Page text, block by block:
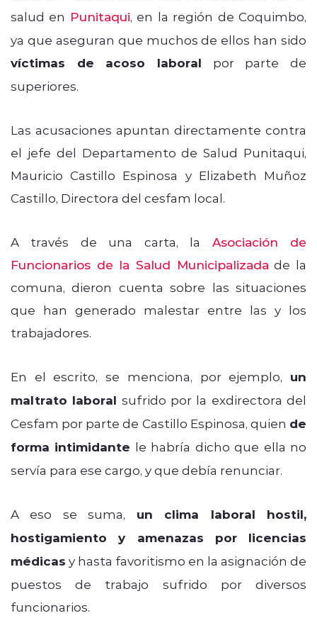
salud en Punitaqui, en la región de Coquimbo,
ya que aseguran que muchos de ellos han sido
víctimas de acoso laboral por parte de
superiores.
Las acusaciones apuntan directamente contra
el jefe del Departamento de Salud Punitaqui,
Mauricio Castillo Espinosa y Elizabeth Muñoz
Castillo, Directora del cesfam local.
A través de una carta, la Asociación de
Funcionarios de la Salud Municipalizada de la
comuna, dieron cuenta sobre las situaciones
que han generado malestar entre las y los
trabajadores.
En el escrito, se menciona, por ejemplo, un
maltrato laboral sufrido por la exdirectora del
Cesfam por parte de Castillo Espinosa, quien de
forma intimidante le habría dicho que ella no
servía para ese cargo, y que debía renunciar.
A eso se suma, un clima laboral hostil,
hostigamiento y amenazas por licencias
médicas y hasta favoritismo en la asignación de
puestos de trabajo sufrido por diversos
funcionarios.